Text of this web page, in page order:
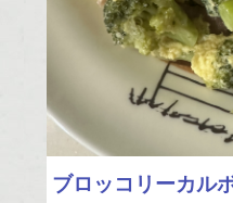
ブロッコリーカル